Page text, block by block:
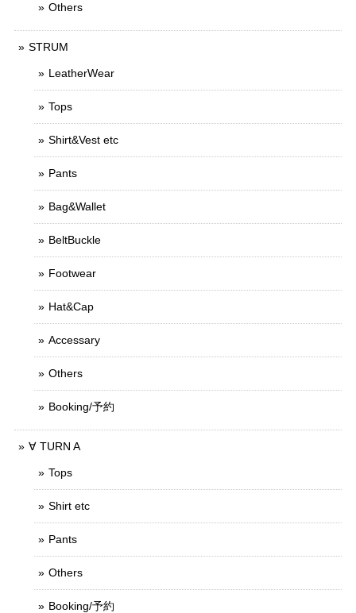
Others
STRUM
LeatherWear
Tops
Shirt&Vest etc
Pants
Bag&Wallet
BeltBuckle
Footwear
Hat&Cap
Accessary
Others
Booking/予約
∀ TURN A
Tops
Shirt etc
Pants
Others
Booking/予約